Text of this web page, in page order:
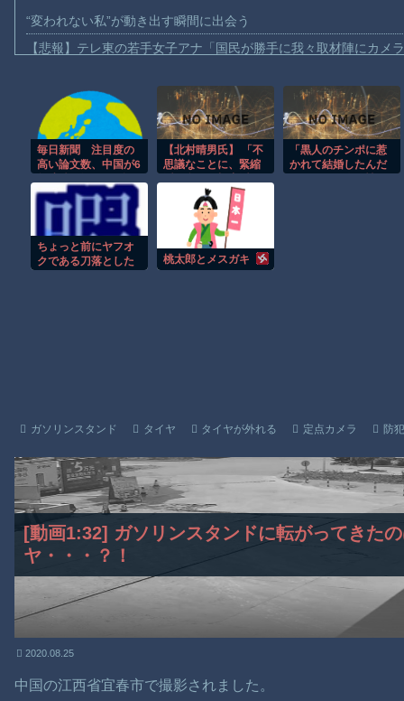
“変われない私”が動き出す瞬間に出会う
【悲報】テレ東の若手女子アナ「国民が勝手に我々取材陣にカ
【珍事】サッカーの試合が原因で交通事故が起きてしまう。
【動画】急病人？横須賀の国道16号でおかしな事故が撮影される
Amazon「マンガ毎週末セール（50%還元）」アツいスポーツマ
【群馬】デカいNinja乗りさん、後方確認しない軽四に当てられて
【動画】ビッグフットの正体が判明
【動画】DJI Neo2で釣りの自撮りをしようとした男の悲劇（ノ∇`
【動画】タイのティパンコーン王子が日本人女性とデートか？
毎日新聞 注目度の
高い論文数、中国が6
引用が6割超 [8/7]
【北村晴男氏】 「不
思議なことに、緊縮
繋がる。「日本弱体
化議連」でも旗揚げ
されたら如何？」
「黒人のチンポに惹
かれて結婚したんだ
ちょっと前にヤフオ
クである刀落とした
桃太郎とメスガキ
ガソリンスタンド タイヤ タイヤが外れる 定点カメラ 防
[動画1:32] ガソリンスタンドに転がってきた
ヤ・・・？！
2020.08.25
中国の江西省宜春市で撮影されました。